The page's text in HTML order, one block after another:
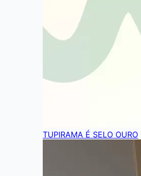
TUPIRAMA É SELO OURO